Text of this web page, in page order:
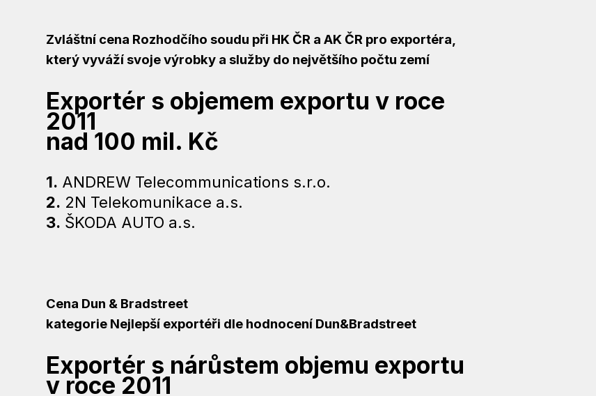
Zvláštní cena Rozhodčího soudu při HK ČR a AK ČR pro exportéra,
který vyváží svoje výrobky a služby do největšího počtu zemí
Exportér s objemem exportu v roce
2011
nad 100 mil. Kč
1. ANDREW Telecommunications s.r.o.
2. 2N Telekomunikace a.s.
3. ŠKODA AUTO a.s.
Cena Dun & Bradstreet
kategorie Nejlepší exportéři dle hodnocení Dun&Bradstreet
Exportér s nárůstem objemu exportu
v roce 2011